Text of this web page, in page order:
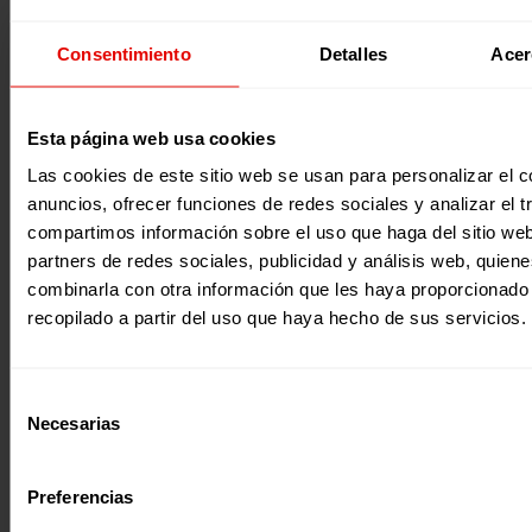
Consentimiento Detalles
Esta página web usa cookies
Las cookies de este sitio web se usan para personalizar el
anuncios, ofrecer funciones de redes sociales y analizar el
compartimos información sobre el uso que haga del sitio
partners de redes sociales, publicidad y análisis web,
combinarla con otra información que les haya
recopilado a partir del uso que haya hecho de sus servicios.
Necesarias
Preferencias
Plataforma de Infancia. Actualmente forman parte del Grupo las
Vision.